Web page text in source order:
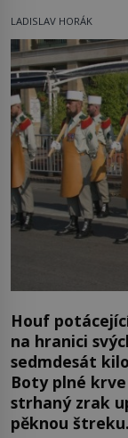
LADISLAV HORÁK
Houf
na hranici
sedmdesát
Boty plné
strhaný zrak
pěknou